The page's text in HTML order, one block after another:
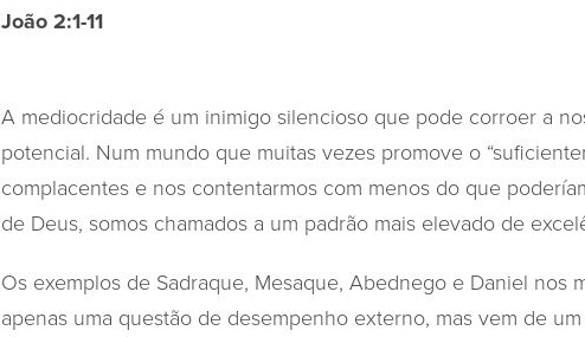
João 2:1-11
A mediocridade é um inimigo silencioso que pode corroer a
potencial. Num mundo que muitas vezes promove o
complacentes e nos contentarmos com menos do que
de Deus, somos chamados a um padrão mais elevado de
Os exemplos de Sadraque, Mesaque, Abednego e Daniel nos
apenas uma questão de desempenho externo, mas vem de